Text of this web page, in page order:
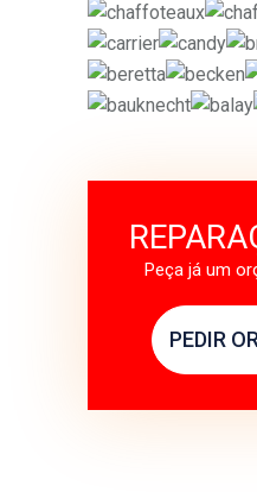
Peça já um
PEDIR